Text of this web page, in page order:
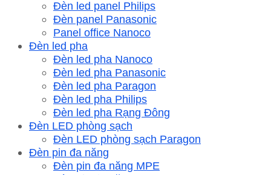
Đèn led panel Philips
Đèn panel Panasonic
Panel office Nanoco
Đèn led pha
Đèn led pha Nanoco
Đèn led pha Panasonic
Đèn led pha Paragon
Đèn led pha Philips
Đèn led pha Rạng Đông
Đèn LED phòng sạch
Đèn LED phòng sạch Paragon
Đèn pin đa năng
Đèn pin đa năng MPE